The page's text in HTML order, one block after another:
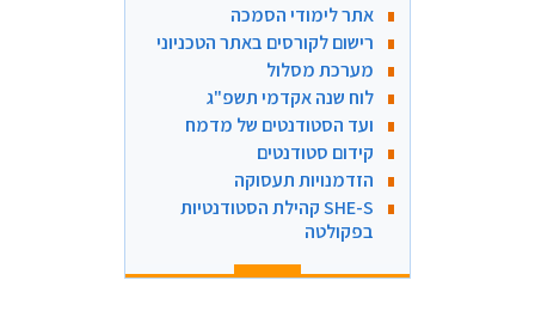
אתר לימודי הסמכה
רישום לקורסים באתר הטכניוני
מערכת מסלול
לוח שנה אקדמי תשפ"ג
ועד הסטודנטים של מדמח
קידום סטודנטים
הזדמנויות תעסוקה
SHE-S קהילת הסטודנטיות
בפקולטה